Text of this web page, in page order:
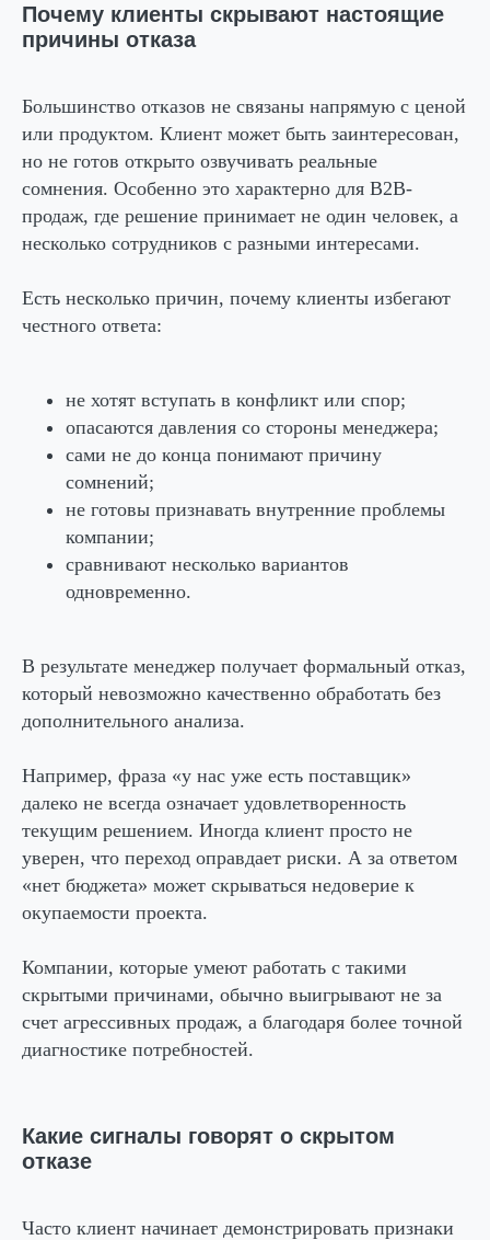
Почему клиенты скрывают настоящие
причины отказа
Большинство отказов не связаны напрямую с ценой
или продуктом. Клиент может быть заинтересован,
но не готов открыто озвучивать реальные
сомнения. Особенно это характерно для B2B-
продаж, где решение принимает не один человек, а
несколько сотрудников с разными интересами.
Есть несколько причин, почему клиенты избегают
честного ответа:
не хотят вступать в конфликт или спор;
опасаются давления со стороны менеджера;
сами не до конца понимают причину
сомнений;
не готовы признавать внутренние проблемы
компании;
сравнивают несколько вариантов
одновременно.
В результате менеджер получает формальный отказ,
который невозможно качественно обработать без
дополнительного анализа.
Например, фраза «у нас уже есть поставщик»
далеко не всегда означает удовлетворенность
текущим решением. Иногда клиент просто не
уверен, что переход оправдает риски. А за ответом
«нет бюджета» может скрываться недоверие к
окупаемости проекта.
Компании, которые умеют работать с такими
скрытыми причинами, обычно выигрывают не за
счет агрессивных продаж, а благодаря более точной
диагностике потребностей.
Какие сигналы говорят о скрытом
отказе
Часто клиент начинает демонстрировать признаки